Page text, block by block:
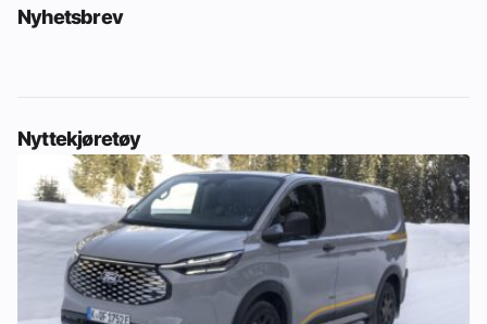
Nyhetsbrev
Nyttekjøretøy